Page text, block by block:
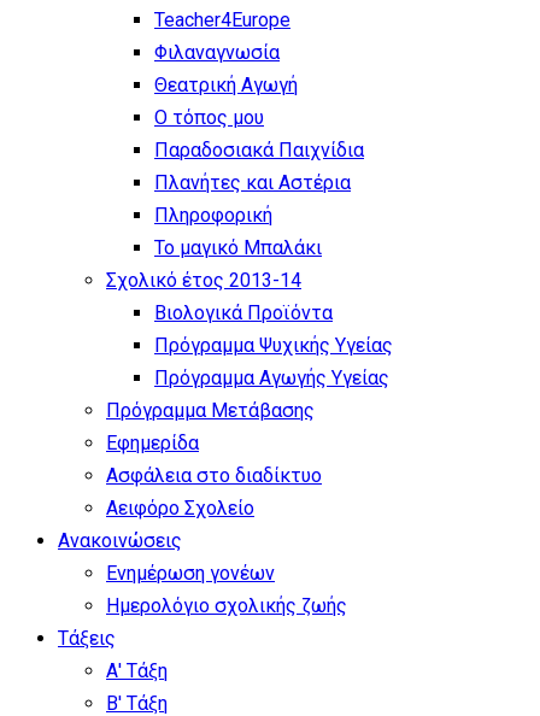
Teacher4Europe
Φιλαναγνωσία
Θεατρική Αγωγή
Ο τόπος μου
Παραδοσιακά Παιχνίδια
Πλανήτες και Αστέρια
Πληροφορική
Το μαγικό Μπαλάκι
Σχολικό έτος 2013-14
Βιολογικά Προϊόντα
Πρόγραμμα Ψυχικής Υγείας
Πρόγραμμα Aγωγής Yγείας
Πρόγραμμα Μετάβασης
Εφημερίδα
Ασφάλεια στο διαδίκτυο
Αειφόρο Σχολείο
Ανακοινώσεις
Ενημέρωση γονέων
Ημερολόγιο σχολικής ζωής
Τάξεις
Α' Τάξη
Β' Τάξη